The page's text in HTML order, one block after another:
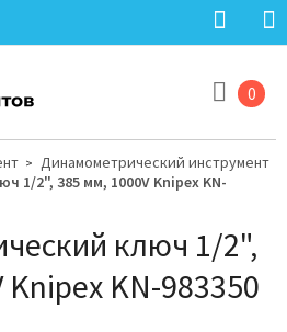
0
> Динамометрический инструмент
1/2", 385 мм, 1000V Knipex KN-
ключ 1/2",
KN-983350